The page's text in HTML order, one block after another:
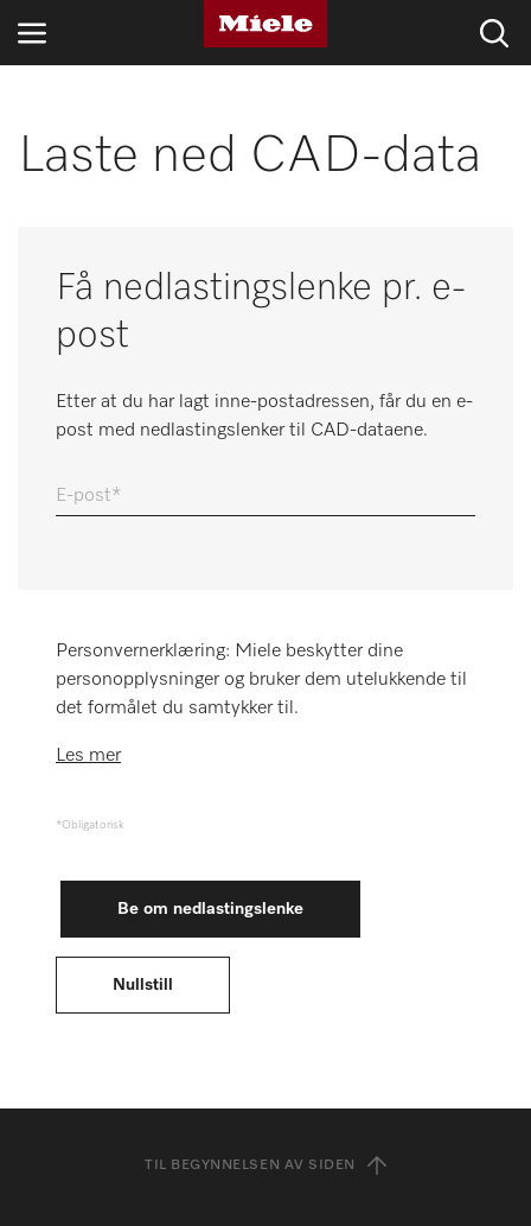
BRANSJER
MIELES NETTBUTIKK
SERVICE & SUPPORT
Søk
Laste ned CAD-data
Få nedlastingslenke pr. e-
post
Etter at du har lagt inne-postadressen, får du en e-
post med nedlastingslenker til CAD-dataene.
E-post
Personvernerklæring: Miele beskytter dine
personopplysninger og bruker dem utelukkende til
det formålet du samtykker til.
Les mer
*Obligatorisk
TIL BEGYNNELSEN AV SIDEN